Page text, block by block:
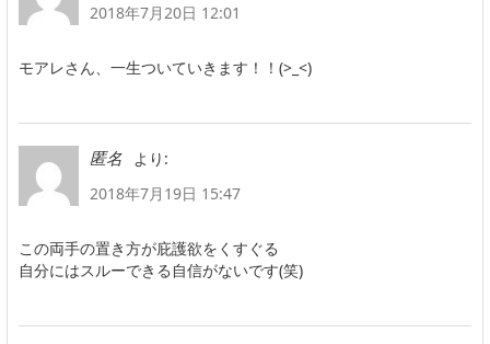
2018年7月20日 12:01
モアレさん、一生ついていきます！！(>_<)
匿名
より:
2018年7月19日 15:47
この両手の置き方が庇護欲をくすぐる
自分にはスルーできる自信がないです(笑)